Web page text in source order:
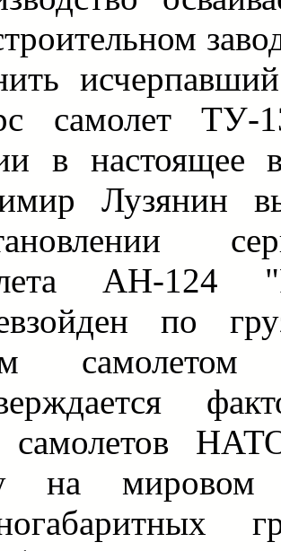
самолет
в настоящее
Лузянин
АН-124
по
самолетов
на мировом